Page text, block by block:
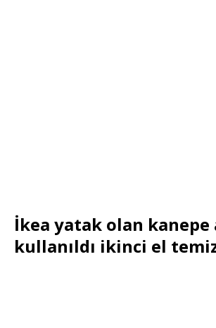
İkea yatak olan kanepe
kullanıldı ikinci el